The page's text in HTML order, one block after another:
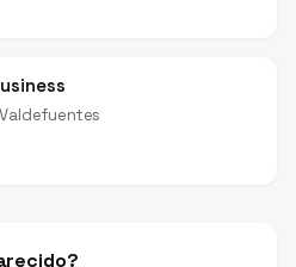
Valdefuentes